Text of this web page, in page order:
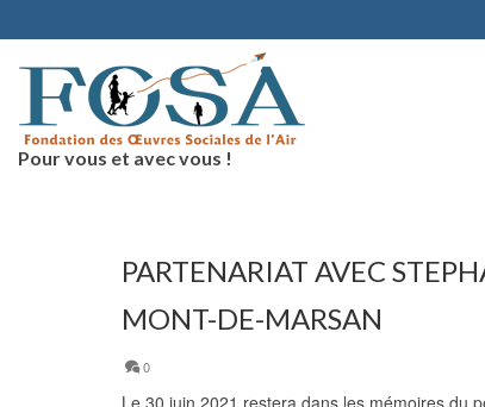
Pour vous et avec vous !
PARTENARIAT AVEC
MONT-DE-MARSAN
0
Le 30 juin 2021 restera dans les mémoires du